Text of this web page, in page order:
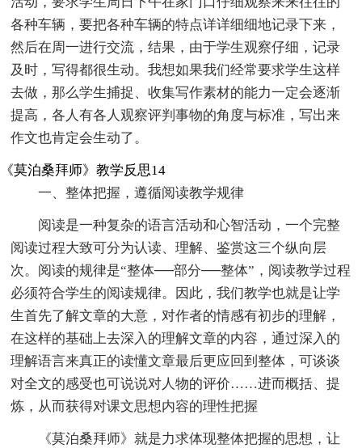
各种车辆，要把各种车辆的特点详详细细地记录下来，
然后在周一进行交流，结果，由于学生观察仔细，记录
及时，写得都很生动。我想如果我们经常要求学生这样
去做，那么学生捕捉、收集写作素材的能力一定会逐渐
提高，各人有各人观察评判事物的角度与标准，写出来
作文也肯定会生动了。
《莫泊桑拜师》教学反思14
一、整体把握，遵循阅读教学规律
阅读是一种复杂的语言活动和心智活动，一个完整
阅读过程大致可分为认读、理解、鉴赏这三个纵向层
次。阅读的规律是“整体──部分──整体”，阅读教学过程
必须符合学生的阅读规律。因此，我们教学也就是让学
生首先了解文章的大意，对作者的情感有初步的理解，
在这样的基础上去深入的理解文章的内容，通过深入的
理解语言来真正的读懂文章最后更应回到整体，可谈谈
对全文的感受也可说说对人物的评价……进而概括、提
炼，从而获得对课文思想内容的理性把握
《莫泊桑拜师》就是力求体现整体把握的思想，让